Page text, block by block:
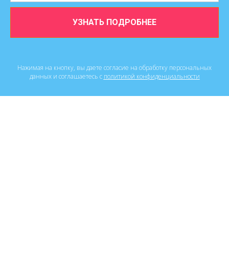
УЗНАТЬ ПОДРОБНЕЕ
Нажимая на кнопку, вы даете согласие на обработку персональных
данных и соглашаетесь c политикой конфиденциальности